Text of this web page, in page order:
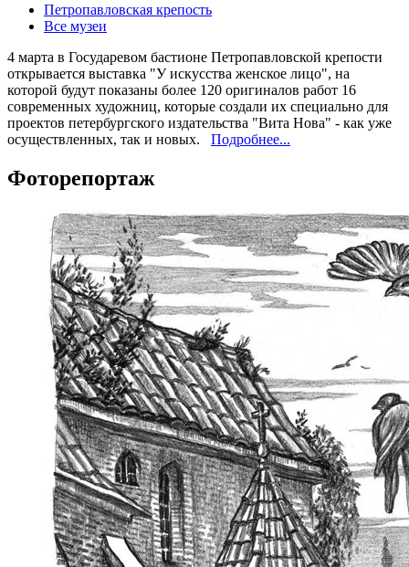
Петропавловская крепость
Все музеи
4 марта в Государевом бастионе Петропавловской крепости
открывается выставка "У искусства женское лицо", на
которой будут показаны более 120 оригиналов работ 16
современных художниц, которые создали их специально для
проектов петербургского издательства "Вита Нова" - как уже
осуществленных, так и новых. Подробнее...
Фоторепортаж